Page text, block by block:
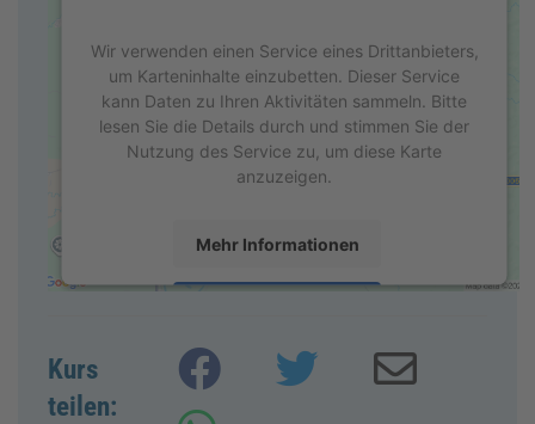
Wir verwenden einen Service eines Drittanbieters,
um Karteninhalte einzubetten. Dieser Service
kann Daten zu Ihren Aktivitäten sammeln. Bitte
lesen Sie die Details durch und stimmen Sie der
Nutzung des Service zu, um diese Karte
anzuzeigen.
Mehr Informationen
powered byUsercentrics Consent Management
Platform
& eRecht24
Kurs
teilen: